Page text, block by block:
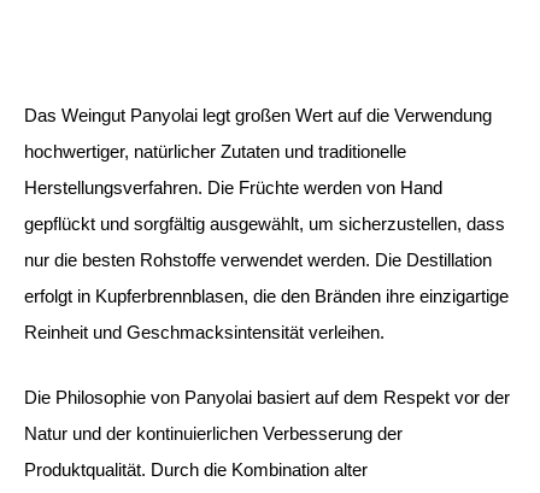
Das Weingut Panyolai legt großen Wert auf die Verwendung
hochwertiger, natürlicher Zutaten und traditionelle
Herstellungsverfahren. Die Früchte werden von Hand
gepflückt und sorgfältig ausgewählt, um sicherzustellen, dass
nur die besten Rohstoffe verwendet werden. Die Destillation
erfolgt in Kupferbrennblasen, die den Bränden ihre einzigartige
Reinheit und Geschmacksintensität verleihen.
Die Philosophie von Panyolai basiert auf dem Respekt vor der
Natur und der kontinuierlichen Verbesserung der
Produktqualität. Durch die Kombination alter